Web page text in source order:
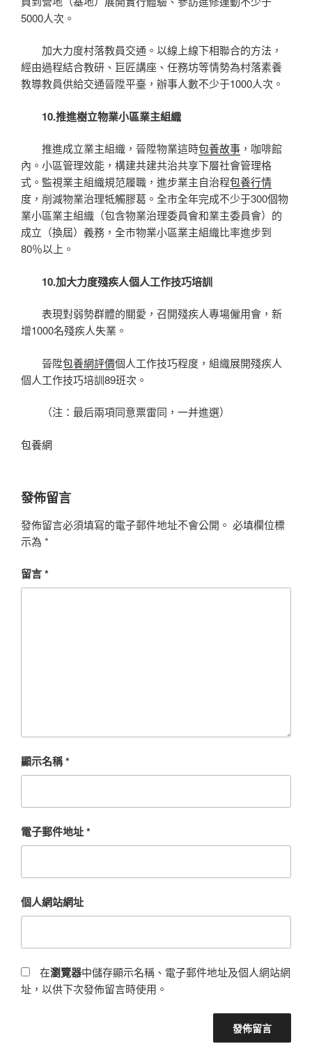
5000人次。
加大力度村落教員交通。以線上線下相聯合的方法，
經由過程結合教研、巨匠講座、任務坊等情勢為村落素養
教導教員供給交通晉陞平臺，辦事人數不少于1000人次。
10.推進樹立物業小區業主組織
推進成立業主組織，晉陞物業這時包養故事 ，咖啡館
內。小區管理效能，構建共建共治共享下層社會管理格
式。監視業主組織規范履職，進步業主自治程包養行情
度，削減物業治理牴觸膠葛。全市全年完成不少于300個物
業小區業主組織（包含物業治理委員會和業主委員會）的
成立（換屆）義務，全市物業小區業主組織比率進步到
80％以上。
10.加大力度殘疾人個人工作技巧培訓
表現對弱勢群體的關愛，召開殘疾人專場僱用會，新
增1000名殘疾人失業。
晉陞包養網評價個人工作技巧程度，組織展開殘疾人
個人工作技巧培訓89班次。
（注：最后兩項同意票雷同，一并進選）
包養網
發佈留言
發佈留言必須填寫的電子郵件地址不會公開。 必填欄位標
示為 *
留言*
顯示名稱*
電子郵件地址*
個人網站網址
在瀏覽器中儲存顯示名稱、電子郵件地址及個人網站網
址，以供下次發佈留言時使用。